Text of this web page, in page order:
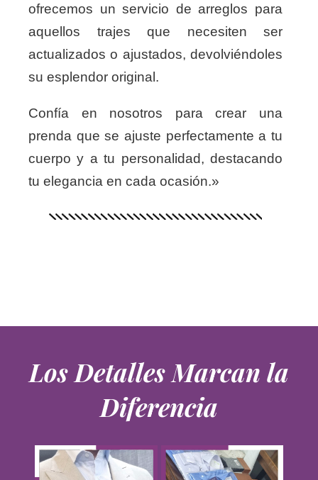
ofrecemos un servicio de arreglos para
aquellos trajes que necesiten ser
actualizados o ajustados, devolviéndoles
su esplendor original.
Confía en nosotros para crear una
prenda que se ajuste perfectamente a tu
cuerpo y a tu personalidad, destacando
tu elegancia en cada ocasión.»
Los Detalles Marcan la
Diferencia